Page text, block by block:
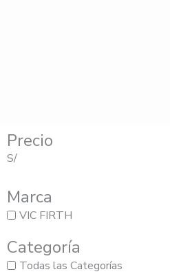
Precio
S/
Marca
VIC FIRTH
Categoría
Todas las Categorías